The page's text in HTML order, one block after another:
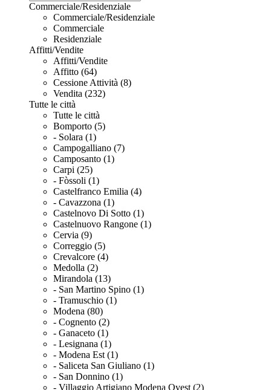
Commerciale/Residenziale
Commerciale/Residenziale
Commerciale
Residenziale
Affitti/Vendite
Affitti/Vendite
Affitto (64)
Cessione Attività (8)
Vendita (232)
Tutte le città
Tutte le città
Bomporto (5)
- Solara (1)
Campogalliano (7)
Camposanto (1)
Carpi (25)
- Fòssoli (1)
Castelfranco Emilia (4)
- Cavazzona (1)
Castelnovo Di Sotto (1)
Castelnuovo Rangone (1)
Cervia (9)
Correggio (5)
Crevalcore (4)
Medolla (2)
Mirandola (13)
- San Martino Spino (1)
- Tramuschio (1)
Modena (80)
- Cognento (2)
- Ganaceto (1)
- Lesignana (1)
- Modena Est (1)
- Saliceta San Giuliano (1)
- San Donnino (1)
- Villaggio Artigiano Modena Ovest (2)